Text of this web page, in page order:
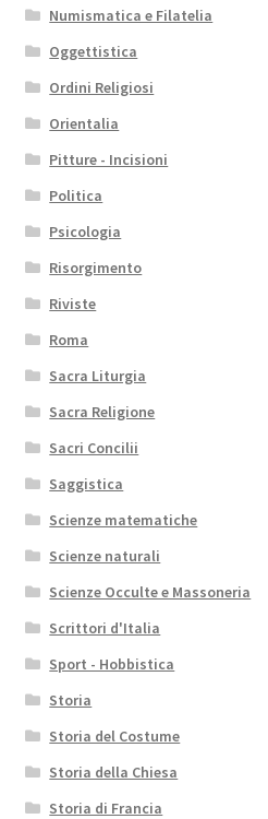
Numismatica e Filatelia
Oggettistica
Ordini Religiosi
Orientalia
Pitture - Incisioni
Politica
Psicologia
Risorgimento
Riviste
Roma
Sacra Liturgia
Sacra Religione
Sacri Concilii
Saggistica
Scienze matematiche
Scienze naturali
Scienze Occulte e Massoneria
Scrittori d'Italia
Sport - Hobbistica
Storia
Storia del Costume
Storia della Chiesa
Storia di Francia